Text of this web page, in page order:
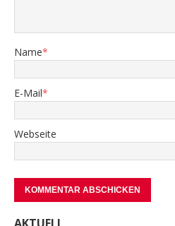
Name*
E-Mail*
Webseite